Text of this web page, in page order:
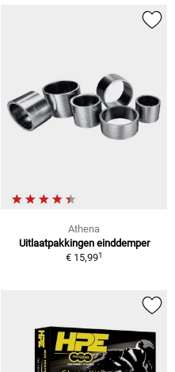
Athena
Uitlaatpakkingen einddemper
€ 15,991